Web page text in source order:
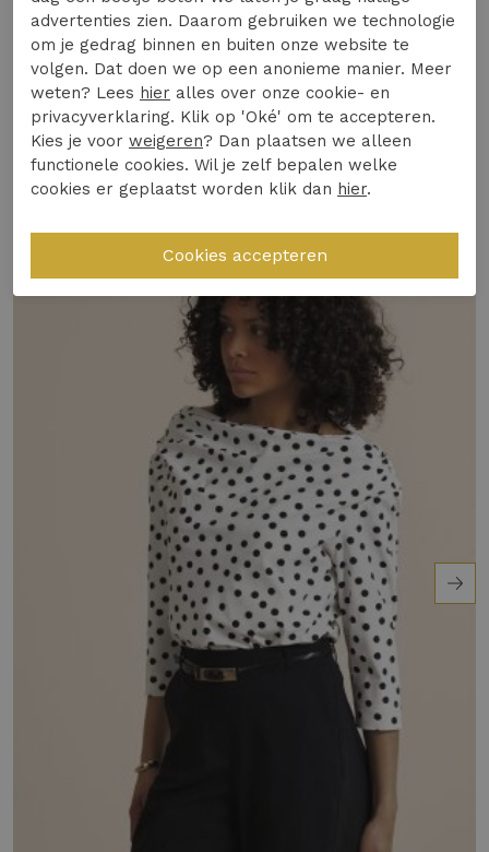
Gemaakt van hoogwaardige materialen voor
optimaal comfort
Trendy en veelzijdig, ideaal voor een casual
dagje uit
Perfect te combineren met een jeans of rok
voor een complete look
en maak jouw zomeroutfit compleet!
Specificaties
Winkelvoorraad
advertenties zien. Daarom gebruiken we technologie
om je gedrag binnen en buiten onze website te
volgen. Dat doen we op een anonieme manier. Meer
weten? Lees hier alles over onze cookie- en
privacyverklaring. Klik op 'Oké' om te accepteren.
Kies je voor weigeren? Dan plaatsen we alleen
functionele cookies. Wil je zelf bepalen welke
cookies er geplaatst worden klik dan hier.